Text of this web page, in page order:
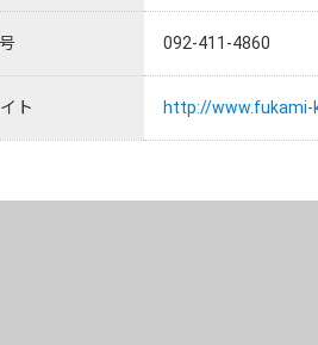
092-411-4860
ト http://